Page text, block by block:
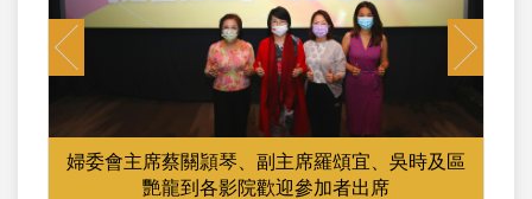
婦委會主席蔡關頴琴、副主席羅頌宜、吳時及區
艷龍到各影院歡迎參加者出席
Previous Next